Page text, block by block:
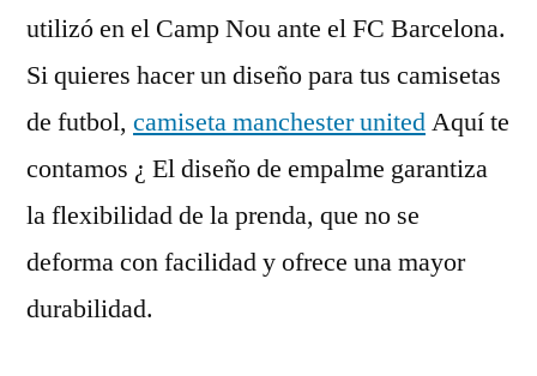
utilizó en el Camp Nou ante el FC Barcelona.
Si quieres hacer un diseño para tus camisetas
de futbol, camiseta manchester unitedAquí te
contamos ¿ El diseño de empalme garantiza
la flexibilidad de la prenda, que no se
deforma con facilidad y ofrece una mayor
durabilidad.